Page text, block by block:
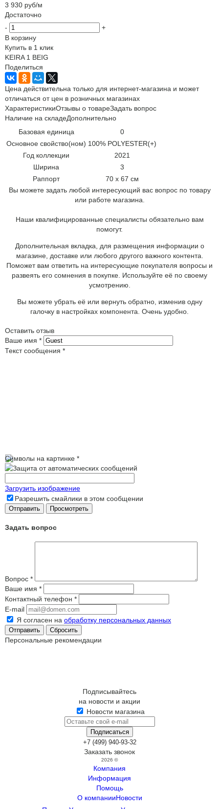
3 930 руб/м
Достаточно
-
+
В корзину
Купить в 1 клик
KEIRA 1 BEIG
Поделиться
Цена действительна только для интернет-магазина и может
отличаться от цен в розничных магазинах
ХарактеристикиОтзывы о товареЗадать вопрос
Наличие на складеДополнительно
Базовая единица
0
Основное свойство(ном) 100% POLYESTER(+)
Год коллекции
2021
Ширина
3
Раппорт
70 x 67 см
Вы можете задать любой интересующий вас вопрос по товару
или работе магазина.
Наши квалифицированные специалисты обязательно вам
помогут.
Дополнительная вкладка, для размещения информации о
магазине, доставке или любого другого важного контента.
Поможет вам ответить на интересующие покупателя вопросы и
развеять его сомнения в покупке. Используйте её по своему
усмотрению.
Вы можете убрать её или вернуть обратно, изменив одну
галочку в настройках компонента. Очень удобно.
Оставить отзыв
Ваше имя *
Текст сообщения *
Символы на картинке *
Загрузить изображение
Разрешить смайлики в этом сообщении
Задать вопрос
Вопрос *
Ваше имя *
Контактный телефон *
E-mail
Я согласен на обработку персональных данных
Сбросить
Персональные рекомендации
Подписывайтесь
на новости и акции
Новости магазина
+7 (499) 940-93-32
Заказать звонок
2026 ©
Компания
Информация
Помощь
О компанииНовости